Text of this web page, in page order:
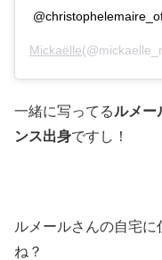
Mickaëlle
一緒に写ってるルメー
ンス出身ですし！
ルメールさんの自宅
ね？